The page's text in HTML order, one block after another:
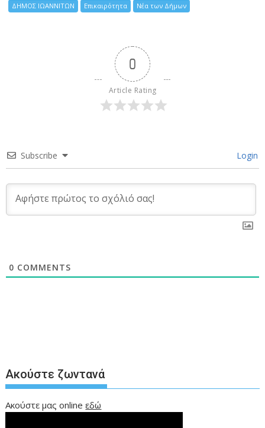
ΔΗΜΟΣ ΙΩΑΝΝΙΤΩΝ Επικαιρότητα Νέα των Δήμων
0
Article Rating
Subscribe Login
0 COMMENTS
Ακούστε ζωντανά
Ακούστε μας onlineεδώ